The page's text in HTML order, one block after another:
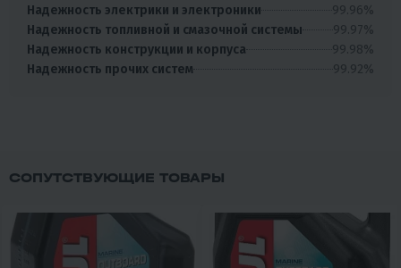
Надежность электрики и электроники
99.96%
Надежность топливной и смазочной системы
99.97%
Надежность конструкции и корпуса
99.98%
Надежность прочих систем
99.92%
СОПУТСТВУЮЩИЕ ТОВАРЫ